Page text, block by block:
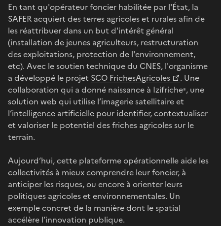
En tant qu'opérateur foncier habilitée par l'État, la
SAFER acquiert des terres agricoles et rurales afin de
les réattribuer dans un but d'intérêt général
(installation de jeunes agriculteurs, restructuration
des exploitations, protection de l'environnement,
etc). Avec le soutien technique du CNES, l'organisme
a développé le projet SCO FrichesAgricoles
. Une
collaboration qui a donné naissance à Izifriche®, une
solution web qui utilise l’imagerie satellitaire et
l’intelligence artificielle pour identifier, contextualiser
et valoriser le potentiel des friches agricoles sur le
terrain.
Aujourd’hui, cette plateforme opérationnelle aide les
collectivités à mieux comprendre leur foncier, à
anticiper les risques, ou encore à orienter leurs
politiques agricoles et environnementales. Un
exemple concret de la manière dont le spatial
accélère l’innovation publique.